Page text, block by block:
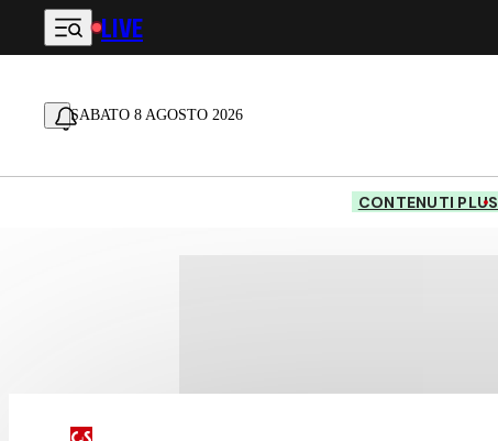
Vai al contenuto principale
LIVE
SABATO 8 AGOSTO 2026
CONTENUTI PLUS